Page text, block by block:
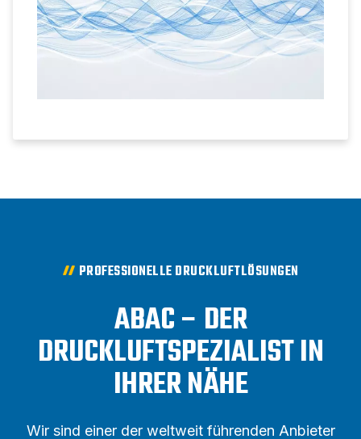
PROFESSIONELLE DRUCKLUFTLÖSUNGEN
ABAC – DER
DRUCKLUFTSPEZIALIST IN
IHRER NÄHE
Wir sind einer der weltweit führenden Anbieter